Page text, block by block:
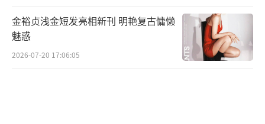
金裕贞浅金短发亮相新刊 明艳复古慵懒
魅惑
2026-07-20 17:06:05